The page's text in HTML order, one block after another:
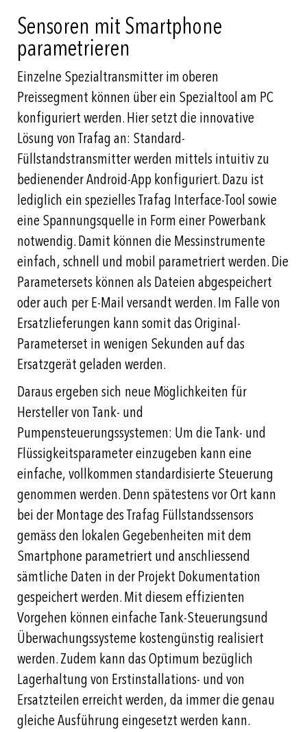
Sensoren mit Smartphone
parametrieren
Einzelne Spezialtransmitter im oberen
Preissegment können über ein Spezialtool am PC
konfiguriert werden. Hier setzt die innovative
Lösung von Trafag an: Standard-
Füllstandstransmitter werden mittels intuitiv zu
bedienender Android-App konfiguriert. Dazu ist
lediglich ein spezielles Trafag Interface-Tool sowie
eine Spannungsquelle in Form einer Powerbank
notwendig. Damit können die Messinstrumente
einfach, schnell und mobil parametriert werden. Die
Parametersets können als Dateien abgespeichert
oder auch per E-Mail versandt werden. Im Falle von
Ersatzlieferungen kann somit das Original-
Parameterset in wenigen Sekunden auf das
Ersatzgerät geladen werden.
Daraus ergeben sich neue Möglichkeiten für
Hersteller von Tank- und
Pumpensteuerungssystemen: Um die Tank- und
Flüssigkeitsparameter einzugeben kann eine
einfache, vollkommen standardisierte Steuerung
genommen werden. Denn spätestens vor Ort kann
bei der Montage des Trafag Füllstandssensors
gemäss den lokalen Gegebenheiten mit dem
Smartphone parametriert und anschliessend
sämtliche Daten in der Projekt Dokumentation
gespeichert werden. Mit diesem effizienten
Vorgehen können einfache Tank-Steuerungsund
Überwachungssysteme kostengünstig realisiert
werden. Zudem kann das Optimum bezüglich
Lagerhaltung von Erstinstallations- und von
Ersatzteilen erreicht werden, da immer die genau
gleiche Ausführung eingesetzt werden kann.